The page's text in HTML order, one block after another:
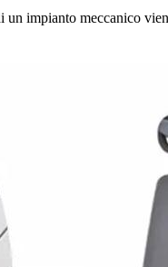
impianto meccanico